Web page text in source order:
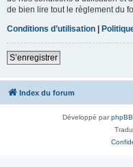
de bien lire tout le règlement du
Conditions d’utilisation |
S’enregistrer
Index du forum
Développé parphpBB